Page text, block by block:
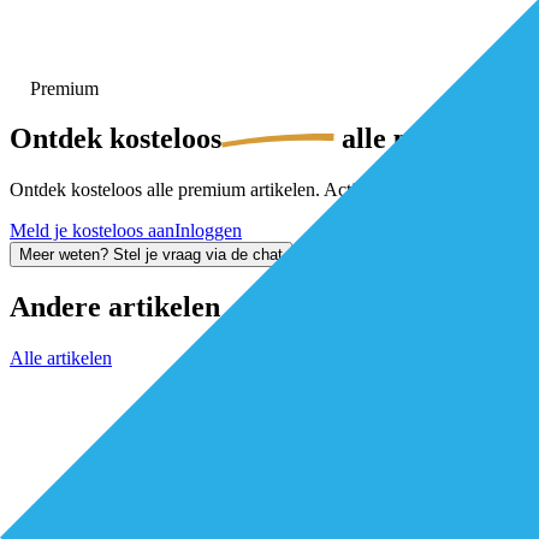
Premium
Ontdekkosteloos alle premium-
Ontdek kosteloos alle premium artikelen. Activeer gratis je De
Meld je kosteloos aanInloggen
Meer weten? Stel je vraag via de chat
Andere artikelen
Alle artikelen